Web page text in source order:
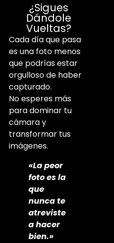
¿Sigues
Dándole
Vueltas?
Cada día que pasa
es una foto menos
que podrías estar
orgulloso de haber
capturado.
No esperes más
para dominar tu
cámara y
transformar tus
imágenes.
«La peor
foto es la
que
nunca te
atreviste
a hacer
bien.»